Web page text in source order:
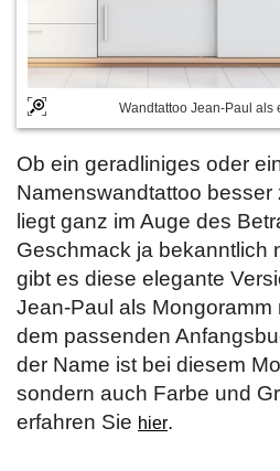
Wandtattoo Jean-Paul als
Ob ein geradliniges oder
Namenswandtattoo
liegt ganz im Auge des
Geschmack ja bekanntlich
gibt es diese elegante
Jean-Paul als Mongoramm
dem passenden
der Name ist bei diesem
sondern auch Farbe und
erfahren Sie hier.